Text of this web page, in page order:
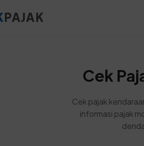
PAJAK
Cek
Cek pajak
informasi pajak